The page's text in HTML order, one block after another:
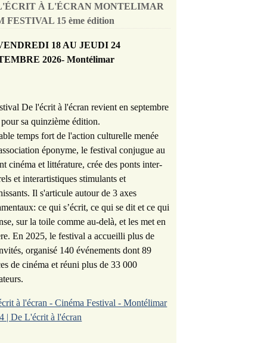
À L'ÉCRAN MONTELIMAR
FESTIVAL 15 ème édition
18 AU JEUDI 24
2026- Montélimar
De l'écrit à l'écran revient en septembre
sa quinzième édition.
temps fort de l'action culturelle menée
éponyme, le festival conjugue au
cinéma et littérature, crée des ponts inter-
et interartistiques stimulants et
Il s'articule autour de 3 axes
ce qui s’écrit, ce qui se dit et ce qui
sur la toile comme au-delà, et les met en
En 2025, le festival a accueilli plus de
organisé 140 événements dont 89
de cinéma et réuni plus de 33 000
à l'écran - Cinéma Festival - Montélimar
| De L'écrit à l'écran